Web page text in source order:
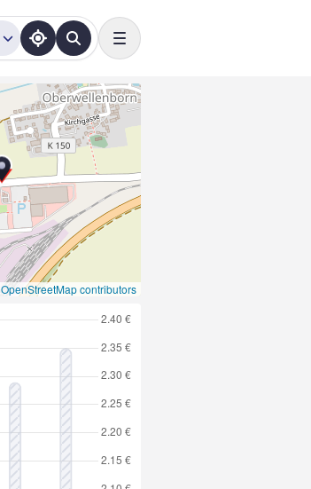
Toggle navigation
OpenStreetMap contributors